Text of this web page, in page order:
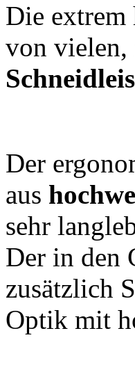
Die extrem
von vielen,
Der
aus
sehr
Der in den
zusätzlich
Optik mit